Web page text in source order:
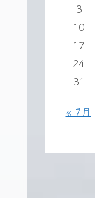
3
10
17
24
31
« 7月